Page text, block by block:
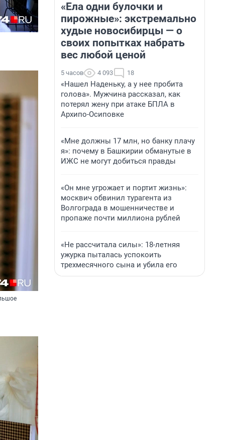
«Ела одни булочки и
пирожные»: экстремально
худые новосибирцы — о
своих попытках набрать
вес любой ценой
5 часов 4 093 18
«Нашел Наденьку, а у нее пробита
голова». Мужчина рассказал, как
потерял жену при атаке БПЛА в
Архипо-Осиповке
«Мне должны 17 млн, но банку плачу
я»: почему в Башкирии обманутые в
ИЖС не могут добиться правды
«Он мне угрожает и портит жизнь»:
москвич обвинил турагента из
Волгограда в мошенничестве и
пропаже почти миллиона рублей
«Не рассчитала силы»: 18-летняя
ужурка пыталась успокоить
трехмесячного сына и убила его